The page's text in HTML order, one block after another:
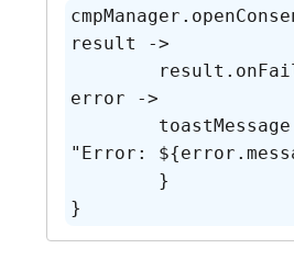
result ->
error ->
"Error: